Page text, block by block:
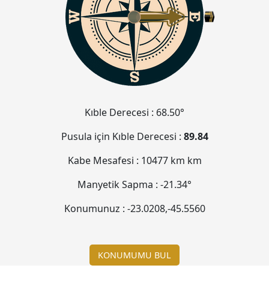
Kıble Derecesi : 68.50°
Pusula için Kıble Derecesi : 89.84
Kabe Mesafesi : 10477 km km
Manyetik Sapma : -21.34°
Konumunuz : -23.0208,-45.5560
KONUMUMU BUL